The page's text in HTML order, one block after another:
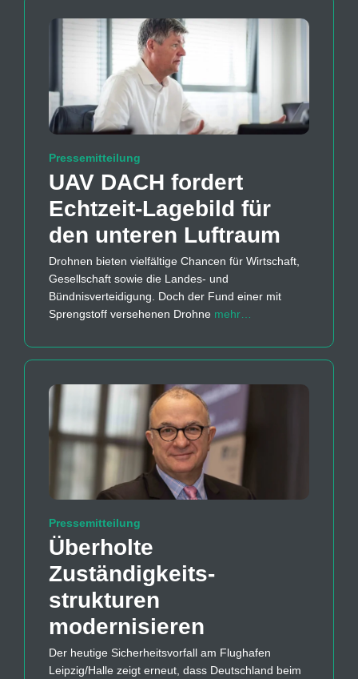
Pressemitteilung
UAV DACH fordert
Echtzeit-Lagebild für
den unteren Luftraum
Drohnen bieten vielfältige Chancen für Wirtschaft,
Gesellschaft sowie die Landes- und
Bündnisverteidigung. Doch der Fund einer mit
Sprengstoff versehenen Drohne mehr…
Pressemitteilung
Überholte
Zuständigkeits­
strukturen
modernisieren
Der heutige Sicherheitsvorfall am Flughafen
Leipzig/Halle zeigt erneut, dass Deutschland beim